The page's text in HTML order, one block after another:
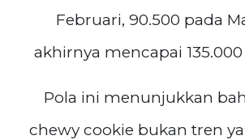
Februari, 90.500 pada
akhirnya mencapai
Pola ini menunjukkan
chewy cookie bukan tren